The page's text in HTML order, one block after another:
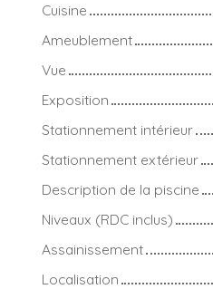
Cuisine
Ameublement
Vue
Exposition
Stationnement intérieur
Stationnement extérieur
Description de la piscine
Niveaux (RDC inclus)
Assainissement
Localisation